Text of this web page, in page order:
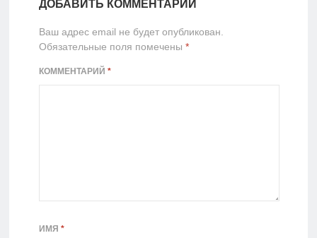
ДОБАВИТЬ КОММЕНТАРИЙ
Ваш адрес email не будет опубликован.
Обязательные поля помечены *
КОММЕНТАРИЙ *
ИМЯ *